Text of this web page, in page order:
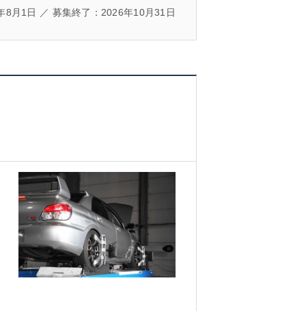
8月1日 ／ 募集終了：2026年10月31日